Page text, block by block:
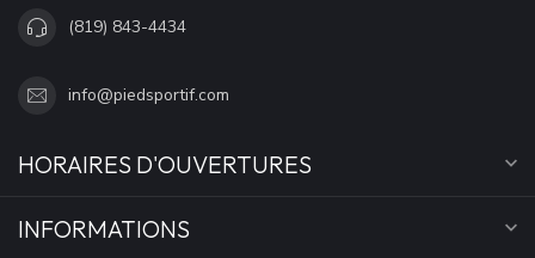
(819) 843-4434
info@piedsportif.com
HORAIRES D'OUVERTURES
INFORMATIONS